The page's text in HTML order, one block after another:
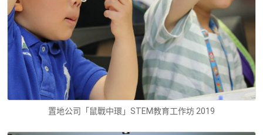
置地公司「鼠戰中環」STEM教育工作坊 2019